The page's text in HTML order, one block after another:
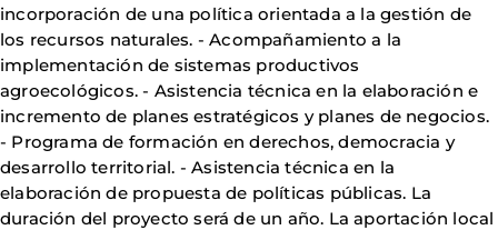
incorporación de una política orientada a la gestión de
los recursos naturales. - Acompañamiento a la
implementación de sistemas productivos
agroecológicos. - Asistencia técnica en la elaboración e
incremento de planes estratégicos y planes de negocios.
- Programa de formación en derechos, democracia y
desarrollo territorial. - Asistencia técnica en la
elaboración de propuesta de políticas públicas. La
duración del proyecto será de un año. La aportación local